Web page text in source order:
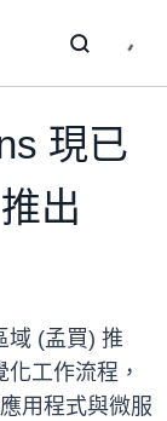
現已
出
域 (孟買) 推
工作流程，
用程式與微服